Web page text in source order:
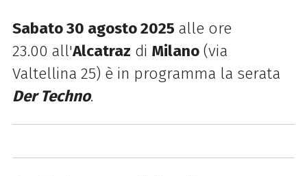
Sabato 30 agosto 2025 alle ore
23.00 all'Alcatraz di Milano(via
Valtellina 25) è in programma la serata
Der Techno.